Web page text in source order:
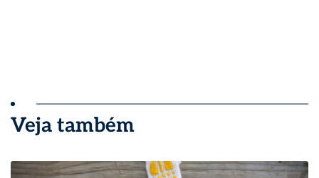
Veja também